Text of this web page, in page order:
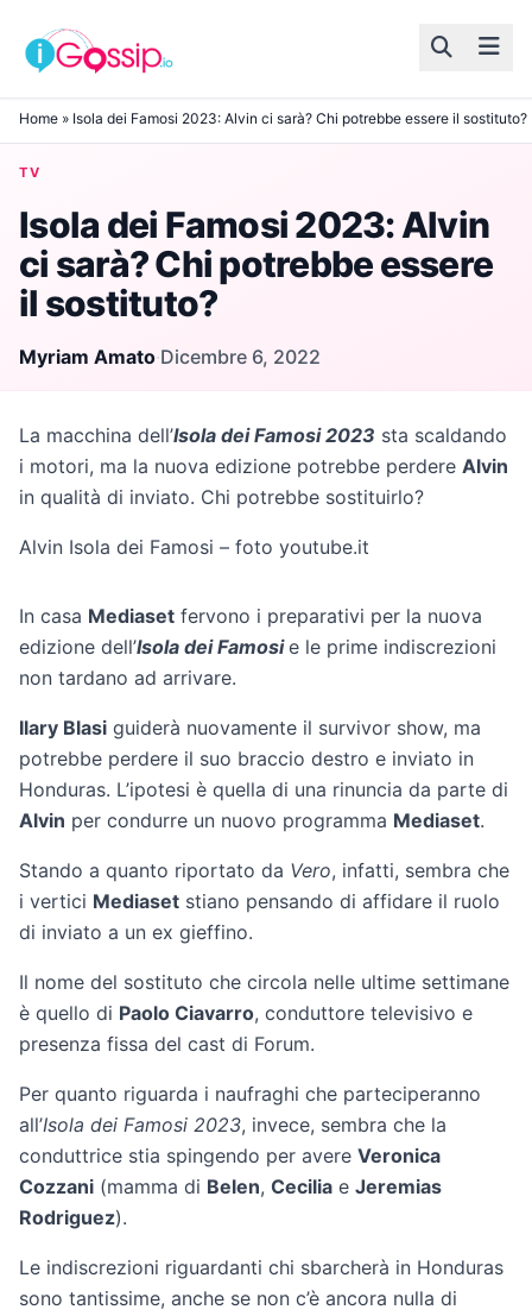
Skip to content
Home » Isola dei Famosi 2023: Alvin ci sarà? Chi potrebbe essere il sostituto?
TV
Isola dei Famosi 2023: Alvin
ci sarà? Chi potrebbe essere
il sostituto?
Myriam Amato·Dicembre 6, 2022
La macchina dell’Isola dei Famosi 2023 sta scaldando
i motori, ma la nuova edizione potrebbe perdere Alvin
in qualità di inviato. Chi potrebbe sostituirlo?
Alvin Isola dei Famosi – foto youtube.it
In casa Mediaset fervono i preparativi per la nuova
edizione dell’Isola dei Famosie le prime indiscrezioni
non tardano ad arrivare.
Ilary Blasi guiderà nuovamente il survivor show, ma
potrebbe perdere il suo braccio destro e inviato in
Honduras. L’ipotesi è quella di una rinuncia da parte di
Alvin per condurre un nuovo programma Mediaset.
Stando a quanto riportato da Vero, infatti, sembra che
i vertici Mediaset stiano pensando di affidare il ruolo
di inviato a un ex gieffino.
Il nome del sostituto che circola nelle ultime settimane
è quello di Paolo Ciavarro, conduttore televisivo e
presenza fissa del cast di Forum.
Per quanto riguarda i naufraghi che parteciperanno
all’Isola dei Famosi 2023, invece, sembra che la
conduttrice stia spingendo per avere Veronica
Cozzani (mamma di Belen, Cecilia e Jeremias
Rodriguez).
Le indiscrezioni riguardanti chi sbarcherà in Honduras
sono tantissime, anche se non c’è ancora nulla di